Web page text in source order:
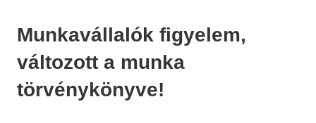
Hírek
Munkavállalók figyelem,
változott a munka
törvénykönyve!